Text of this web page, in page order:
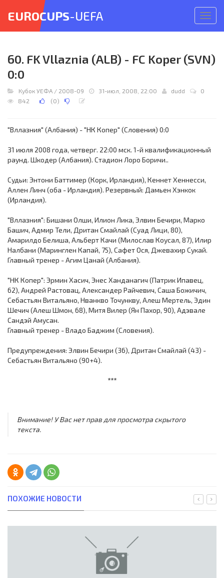
меню
EUROCUPS-UEFA
60. FK Vllaznia (ALB) - FC Koper (SVN)
0:0
Кубок УЕФА / 2008-09 31-июл, 2008, 22:00 dudd
0
842
(0)
"Вллазния" (Албания) - "НК Копер" (Словения) 0:0
31 июля 2008 года, четверг. 22:00 мск. 1-й квалификационный
раунд. Шкодер (Албания). Стадион Лоро Боричи..
Судьи: Энтони Баттимер (Корк, Ирландия), Кеннет Хеннесси,
Аллен Линч (оба - Ирландия). Резервный: Дамьен Хэнкок
(Ирландия).
"Вллазния": Бишани Олши, Илион Лика, Элвин Бечири, Марко
Башич, Адмир Тели, Дритан Смайлай (Суад Лици, 80),
Амарилдо Белиша, Альберт Качи (Милослав Коусал, 87), Илир
Налбани (Маринглен Капай, 75), Сафет Ося, Джевахир Сукай.
Главный тренер - Агим Цанай (Албания).
"НК Копер": Эрмин Хасич, Энес Ханданагич (Патрик Ипавец,
62), Андрей Растовац, Александер Райчевич, Саша Божичич,
Себастьян Витальяно, Нванкво Точункву, Алеш Мертель, Эдин
Шечич (Алеш Шмон, 68), Митя Вилер (Ян Пахор, 90), Адэвале
Сандэй Амусан.
Главный тренер - Владо Баджим (Словения).
Предупреждения: Элвин Бечири (36), Дритан Смайлай (43) -
Себастьян Витальяно (90+4).
***
Внимание! У Вас нет прав для просмотра скрытого
текста.
ПОХОЖИЕ НОВОСТИ